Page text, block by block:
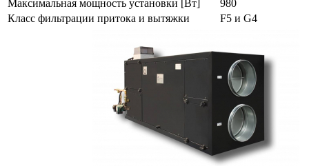
Максимальная мощность установки [Вт]
980
Класс фильтрации притока и вытяжки
F5 и G4